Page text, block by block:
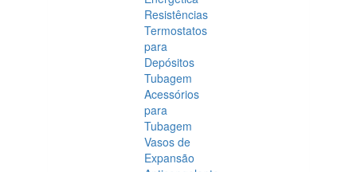
Resistências
Termostatos
para
Depósitos
Tubagem
Acessórios
para
Tubagem
Vasos de
Expansão